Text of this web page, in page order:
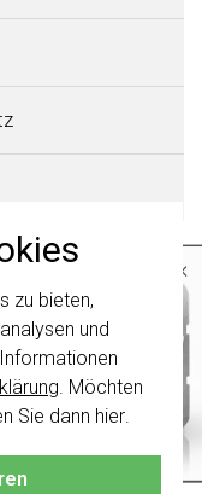
zu bieten,
und
. Möchten
Sie dann hier.
×